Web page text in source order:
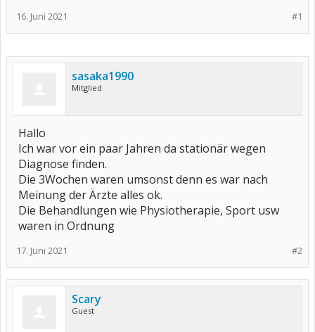
#1
16. Juni 2021
sasaka1990
Mitglied
Hallo
Ich war vor ein paar Jahren da stationär wegen
Diagnose finden.
Die 3Wochen waren umsonst denn es war nach
Meinung der Ärzte alles ok.
Die Behandlungen wie Physiotherapie, Sport usw
waren in Ordnung
#2
17. Juni 2021
Scary
Guest